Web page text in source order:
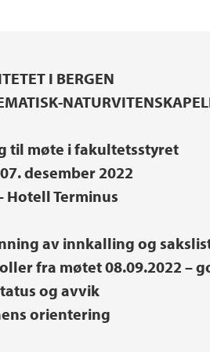
videreutdanning
ved NT-fakultetet
akademi
ved NT-fakultetet
I BERGEN
til møte i fakultetsstyret
desember 2022
Hotell Terminus
av innkalling og
fra møtet 08.09.2022 –
og avvik
orientering